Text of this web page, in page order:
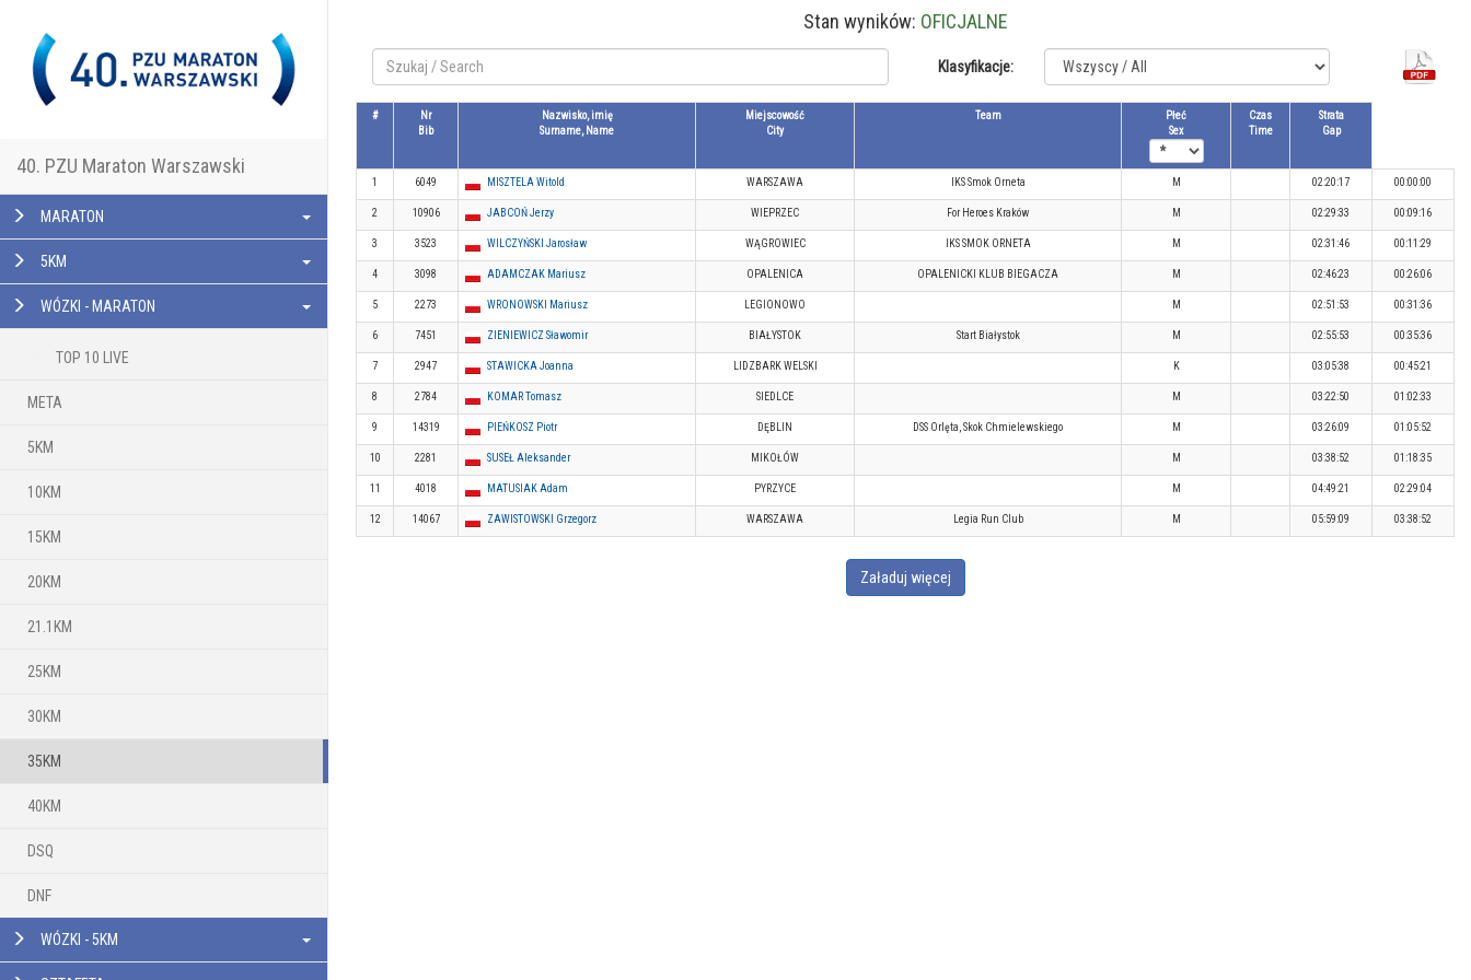
40. PZU Maraton Warszawski
MARATON
5KM
WÓZKI - MARATON
TOP 10 LIVE
META
5KM
10KM
15KM
20KM
21.1KM
25KM
30KM
35KM
40KM
DSQ
DNF
WÓZKI - 5KM
Stan wyników: OFICJALNE
Klasyfikacje:
#
Nr
Bib
Nazwisko, imię
Surname, Name
Miejscowość
City
Team
Płeć
Sex
Czas
Time
Strata
Gap
1 6049 MISZTELA Witold WARSZAWA IKS Smok Orneta M 02:20:17 00:00:00
2 10906 JABCOŃ Jerzy WIEPRZEC For Heroes Kraków M 02:29:33 00:09:16
3 3523 WILCZYŃSKI Jarosław WĄGROWIEC IKS SMOK ORNETA M 02:31:46 00:11:29
4 3098 ADAMCZAK Mariusz OPALENICA OPALENICKI KLUB BIEGACZA M 02:46:23 00:26:06
5 2273 WRONOWSKI Mariusz LEGIONOWO M 02:51:53 00:31:36
6 7451 ZIENIEWICZ Sławomir BIAŁYSTOK Start Białystok M 02:55:53 00:35:36
7 2947 STAWICKA Joanna LIDZBARK WELSKI K 03:05:38 00:45:21
8 2784 KOMAR Tomasz SIEDLCE M 03:22:50 01:02:33
9 14319 PIEŃKOSZ Piotr DĘBLIN DSS Orlęta, Skok Chmielewskiego M 03:26:09 01:05:52
10 2281 SUSEŁ Aleksander MIKOŁÓW M 03:38:52 01:18:35
11 4018 MATUSIAK Adam PYRZYCE M 04:49:21 02:29:04
12 14067 ZAWISTOWSKI Grzegorz WARSZAWA Legia Run Club M 05:59:09 03:38:52
Załaduj więcej